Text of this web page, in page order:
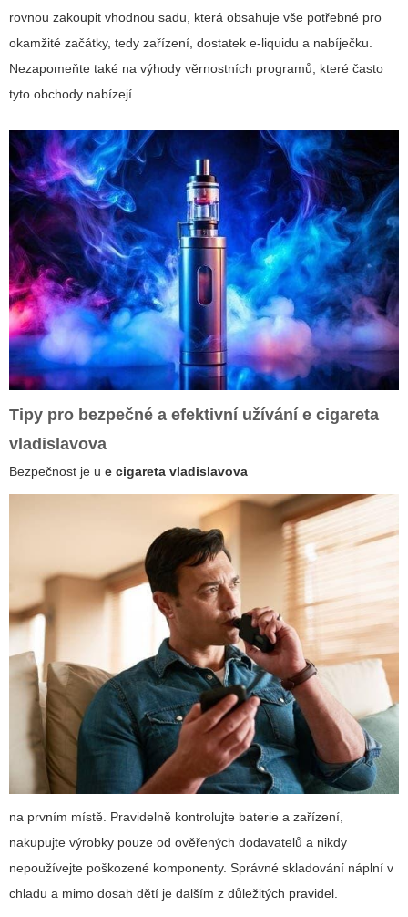
rovnou zakoupit vhodnou sadu, která obsahuje vše potřebné pro
okamžité začátky, tedy zařízení, dostatek e-liquidu a nabíječku.
Nezapomeňte také na výhody věrnostních programů, které často
tyto obchody nabízejí.
Tipy pro bezpečné a efektivní užívání e cigareta
vladislavova
Bezpečnost je u e cigareta vladislavova
na prvním místě. Pravidelně kontrolujte baterie a zařízení,
nakupujte výrobky pouze od ověřených dodavatelů a nikdy
nepoužívejte poškozené komponenty. Správné skladování náplní v
chladu a mimo dosah dětí je dalším z důležitých pravidel.